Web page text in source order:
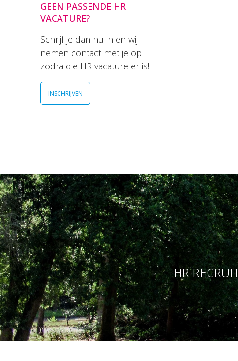
GEEN PASSENDE HR
VACATURE?
Schrijf je dan nu in en wij
nemen contact met je op
zodra die HR vacature er is!
INSCHRIJVEN
HR